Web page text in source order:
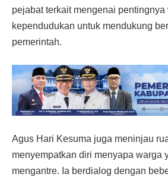
pejabat terkait mengenai pentingnya
kependudukan untuk mendukung
pemerintah.
Agus Hari Kesuma juga meninjau
menyempatkan diri menyapa warga
mengantre. Ia berdialog dengan